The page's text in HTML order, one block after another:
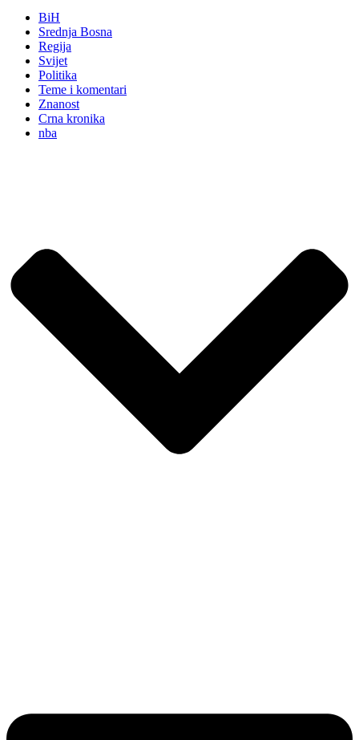
BiH
Srednja Bosna
Regija
Svijet
Politika
Teme i komentari
Znanost
Crna kronika
nba